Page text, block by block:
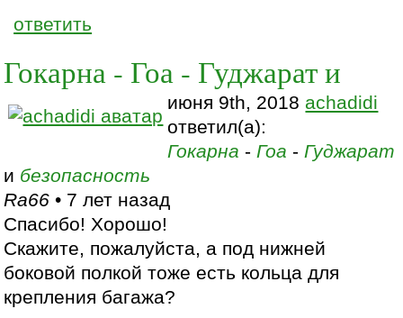
ответить
Гокарна - Гоа - Гуджарат и
июня 9th, 2018 achadidi
ответил(а):
Гокарна -Гоа -Гуджарат
и безопасность
Ra66 • 7 лет назад
Спасибо! Хорошо!
Скажите, пожалуйста, а под нижней
боковой полкой тоже есть кольца для
крепления багажа?